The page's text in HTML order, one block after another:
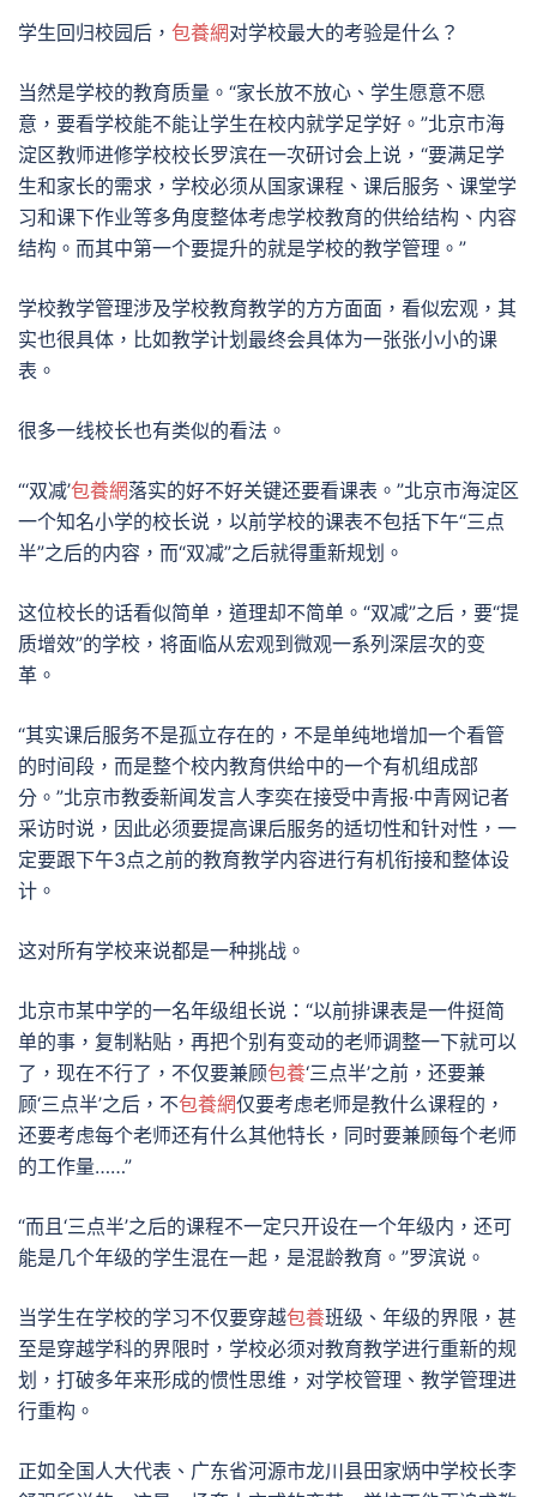
学生回归校园后， 包養網对学校最大的考验是什么？
当然是学校的教育质量。“家长放不放心、学生愿意不愿
意，要看学校能不能让学生在校内就学足学好。”北京市海
淀区教师进修学校校长罗滨在一次研讨会上说，“要满足学
生和家长的需求，学校必须从国家课程、课后服务、课堂学
习和课下作业等多角度整体考虑学校教育的供给结构、内容
结构。而其中第一个要提升的就是学校的教学管理。”
学校教学管理涉及学校教育教学的方方面面，看似宏观，其
实也很具体，比如教学计划最终会具体为一张张小小的课
表。
很多一线校长也有类似的看法。
“‘双减’包養網落实的好不好关键还要看课表。”北京市海淀区
一个知名小学的校长说，以前学校的课表不包括下午“三点
半”之后的内容，而“双减”之后就得重新规划。
这位校长的话看似简单，道理却不简单。“双减”之后，要“提
质增效”的学校，将面临从宏观到微观一系列深层次的变
革。
“其实课后服务不是孤立存在的，不是单纯地增加一个看管
的时间段，而是整个校内教育供给中的一个有机组成部
分。”北京市教委新闻发言人李奕在接受中青报·中青网记者
采访时说，因此必须要提高课后服务的适切性和针对性，一
定要跟下午3点之前的教育教学内容进行有机衔接和整体设
计。
这对所有学校来说都是一种挑战。
北京市某中学的一名年级组长说：“以前排课表是一件挺简
单的事，复制粘贴，再把个别有变动的老师调整一下就可以
了，现在不行了，不仅要兼顾包養‘三点半’之前，还要兼
顾‘三点半’之后，不包養網仅要考虑老师是教什么课程的，
还要考虑每个老师还有什么其他特长，同时要兼顾每个老师
的工作量……”
“而且‘三点半’之后的课程不一定只开设在一个年级内，还可
能是几个年级的学生混在一起，是混龄教育。”罗滨说。
当学生在学校的学习不仅要穿越包養班级、年级的界限，甚
至是穿越学科的界限时，学校必须对教育教学进行重新的规
划，打破多年来形成的惯性思维，对学校管理、教学管理进
行重构。
正如全国人大代表、广东省河源市龙川县田家炳中学校长李